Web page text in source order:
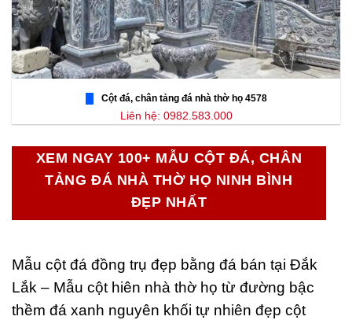
Cột đá, chân tảng đá nhà thờ họ 4578
Liên hệ: 0982.583.000
XEM NGAY 100+ MẪU CỘT ĐÁ, CHÂN
TẢNG ĐÁ NHÀ THỜ HỌ NINH BÌNH
ĐẸP NHẤT
Mẫu cột đá đồng trụ đẹp bằng đá bán tại Đắk
Lắk – Mẫu cột hiên nhà thờ họ từ đường bậc
thềm đá xanh nguyên khối tự nhiên đẹp cột